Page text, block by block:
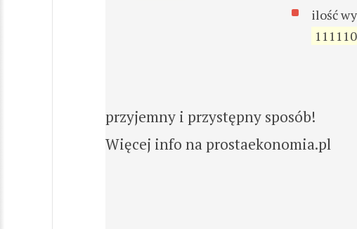
ilość
przyjemny i przystępny sposób!
Więcej info na prostaekonomia.pl